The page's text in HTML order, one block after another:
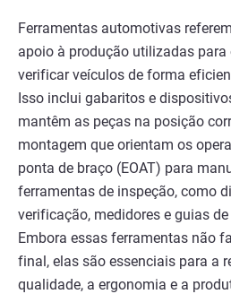
Ferramentas automotivas
apoio à produção utilizadas para
verificar veículos de forma
Isso inclui gabaritos e
mantêm as peças na posição
montagem que orientam os
ponta de braço (EOAT) para
ferramentas de inspeção, como
verificação, medidores e guias
Embora essas ferramentas não
final, elas são essenciais para a
qualidade, a ergonomia e a